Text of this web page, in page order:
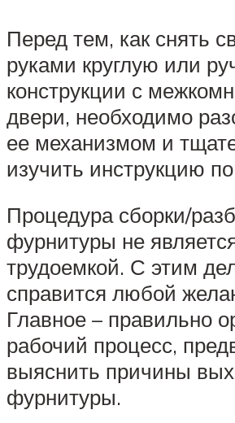
Перед тем, как снять
руками круглую или
конструкции с
двери, необходимо
ее механизмом и
изучить инструкцию
Процедура сборки/
фурнитуры не
трудоемкой. С этим
справится любой
Главное – правильно
рабочий процесс,
выяснить причины
фурнитуры.